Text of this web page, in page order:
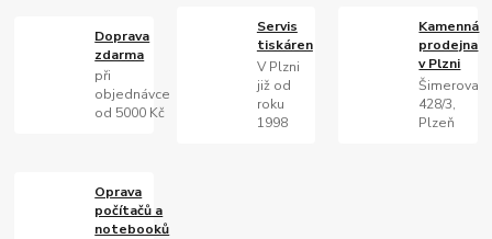
Doprava
zdarma
při
objednávce
od 5000 Kč
Servis
tiskáren
V Plzni
již od
roku
1998
Kamenná
prodejna
v Plzni
Šimerova
428/3,
Plzeň
Oprava
počítačů a
notebooků